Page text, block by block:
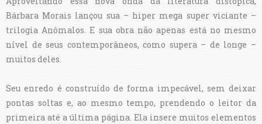
Bárbara Morais lançou sua – hiper mega super viciante –
trilogia Anômalos. E sua obra não apenas está no mesmo
nível de seus contemporâneos, como supera – de longe –
muitos deles.
Seu enredo é construído de forma impecável, sem deixar
pontas soltas e, ao mesmo tempo, prendendo o leitor da
primeira até a última página. Ela insere muitos elementos